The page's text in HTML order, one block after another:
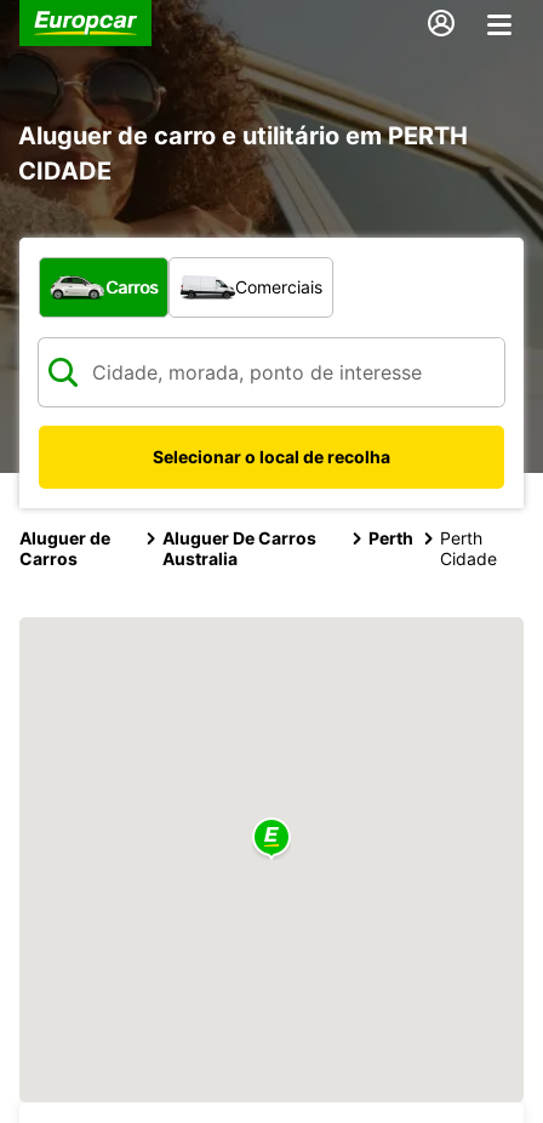
Aluguer de carro e utilitário em PERTH
CIDADE
Que tipo de veículo pretende?
Carros Comerciais
Selecionar o local de recolha
Aluguer de
Carros
Aluguer De Carros
Australia
Perth
Perth
Cidade